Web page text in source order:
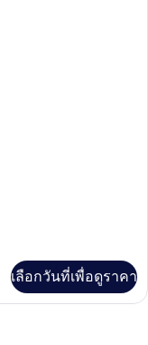
เลือกวันที่เพื่อดูราคา